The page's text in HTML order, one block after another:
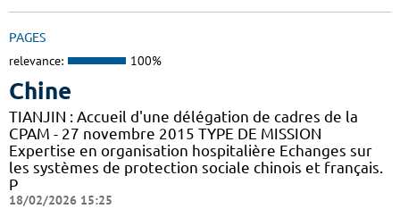
PAGES
relevance: 100%
Chine
TIANJIN : Accueil d'une délégation de cadres de la
CPAM - 27 novembre 2015 TYPE DE MISSION
Expertise en organisation hospitalière Echanges sur
les systèmes de protection sociale chinois et français.
P
18/02/2026 15:25